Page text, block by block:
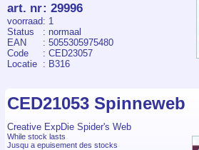
art. nr: 29996
voorraad: 1
Status
: normaal
EAN
: 5055305975480
Code
: CED23057
Locatie : B316
CED21053 Spinneweb
Creative ExpDie Spider's Web
While stock lasts
Jusqu a epuisement des stocks